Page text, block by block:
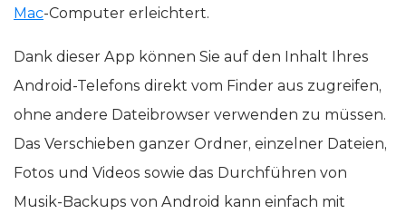
Mac-Computer erleichtert.
Dank dieser App können Sie auf den Inhalt Ihres
Android-Telefons direkt vom Finder aus zugreifen,
ohne andere Dateibrowser verwenden zu müssen.
Das Verschieben ganzer Ordner, einzelner Dateien,
Fotos und Videos sowie das Durchführen von
Musik-Backups von Android kann einfach mit